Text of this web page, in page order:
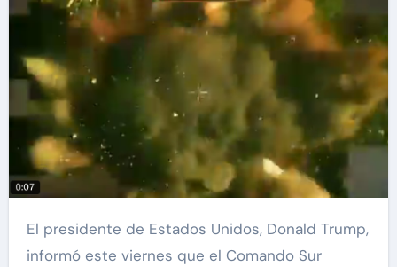
El presidente de Estados Unidos, Donald Trump,
informó este viernes que el Comando Sur